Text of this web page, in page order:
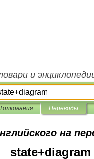
и
Толкования Переводы
на
state+diagram